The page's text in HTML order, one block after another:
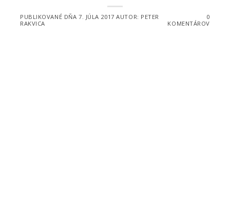
PUBLIKOVANÉ DŇA 7. JÚLA 2017 AUTOR: PETER
RAKVICA
0
KOMENTÁROV